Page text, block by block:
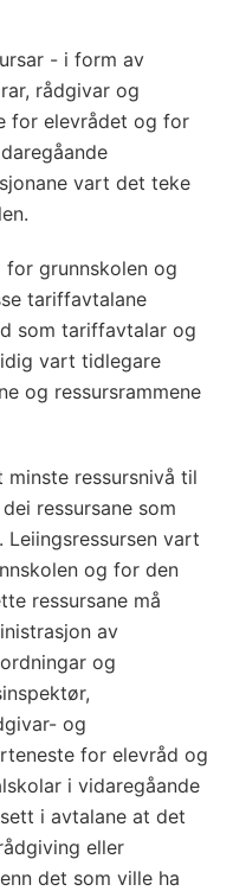
- i form av
rådgivar og
for elevrådet og for
vart det teke
for grunnskolen og
tariffavtalane
som tariffavtalar og
vart tidlegare
og ressursrammene
ressursnivå til
ressursane som
vart
og for den
ressursane må
av
og
og
for elevråd og
i vidaregåande
i avtalane at det
eller
det som ville ha